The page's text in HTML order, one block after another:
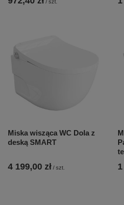
/ szt.
Miska wisząca WC Dola z
deską SMART
4 199,00 zł / szt.